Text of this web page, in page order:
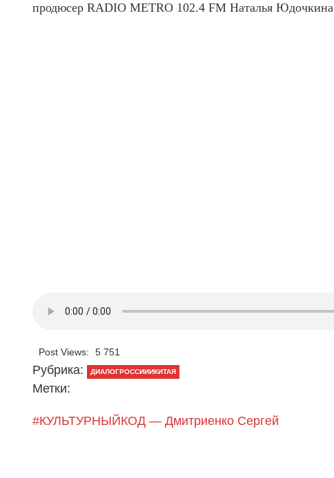
продюсер RADIO METRO 102.4 FM Наталья Юдочкина
Post Views: 5 751
Рубрика: ДИАЛОГРОССИИИКИТАЯ
Метки:
#КУЛЬТУРНЫЙКОД — Дмитриенко Сергей